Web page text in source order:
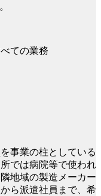
ての業務
事業の柱としている
では病院等で使われ
地域の製造メーカー
ら派遣社員まで、希